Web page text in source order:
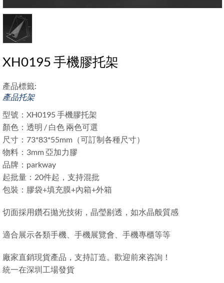
XH0195 手機膠托架
產品標籤:
產品托架
型號：XH0195 手機膠托架
顏色：透明 / 白色 兩色可選
尺寸：73*83*55mm（可訂制各種尺寸）
物料：3mm 亞加力膠
品牌：parkway
起批量：20件起，支持混批
包裝：膠袋+填充膜+內箱+外箱
切面採用鑽石拋光技術，晶瑩剔透，如水晶般質感
適合展示各類手機、手機展覽會、手機專櫃等等
廠家直銷現貨產品，支持訂造。歡迎前來咨詢！
統一在深圳工場發貨